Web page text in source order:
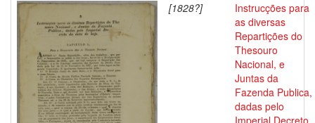
[1828?]
Instrucções para
as diversas
Repartições do
Thesouro
Nacional, e
Juntas da
Fazenda Publica,
dadas pelo
Imperial Decreto